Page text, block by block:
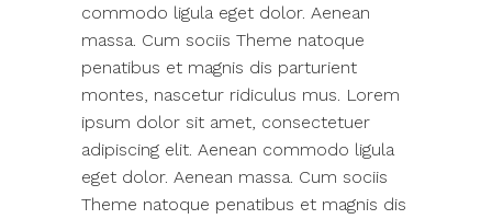
commodo ligula eget dolor. Aenean
massa. Cum sociis Theme natoque
penatibus et magnis dis parturient
montes, nascetur ridiculus mus. Lorem
ipsum dolor sit amet, consectetuer
adipiscing elit. Aenean commodo ligula
eget dolor. Aenean massa. Cum sociis
Theme natoque penatibus et magnis dis